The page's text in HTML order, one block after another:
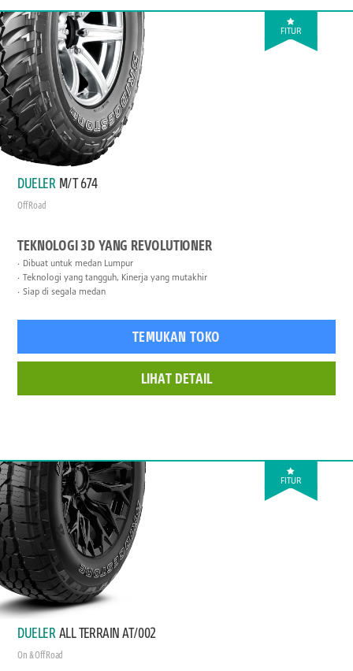
FITUR
DUELER M/T 674
Off Road
TEKNOLOGI 3D YANG REVOLUTIONER
Dibuat untuk medan Lumpur
Teknologi yang tangguh, Kinerja yang mutakhir
Siap di segala medan
TEMUKAN TOKO
LIHAT DETAIL
FITUR
DUELER ALL TERRAIN AT/002
On & Off Road